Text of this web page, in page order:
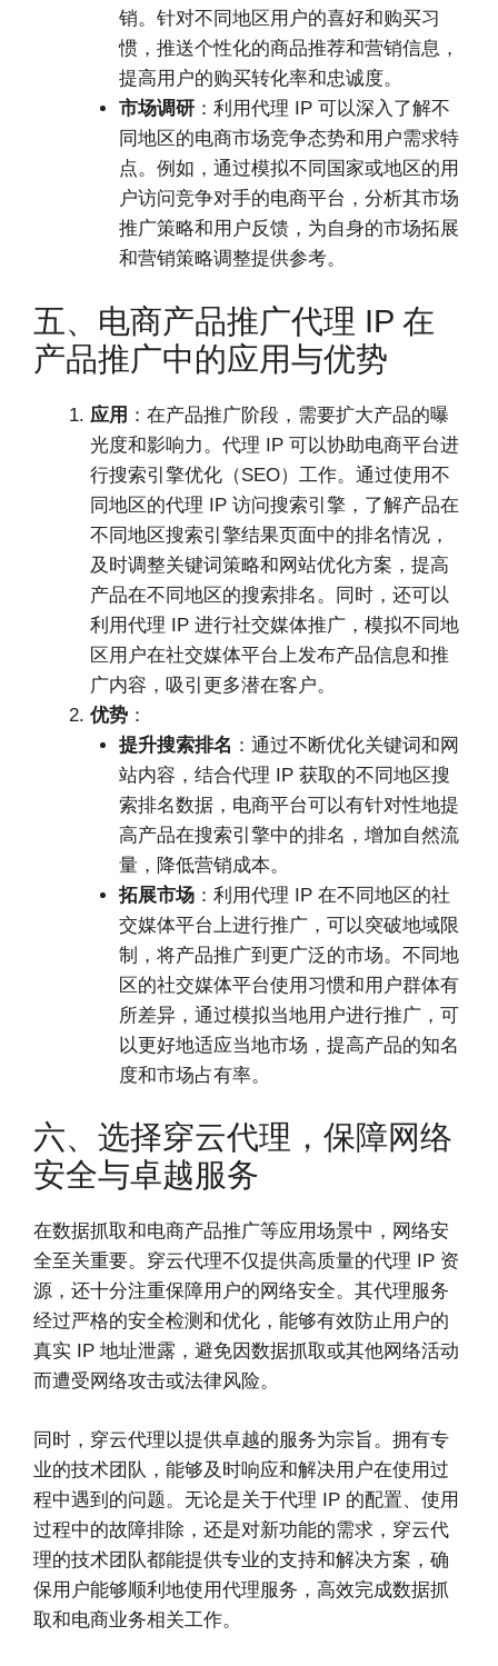
销。针对不同地区用户的喜好和购买习
惯，推送个性化的商品推荐和营销信息，
提高用户的购买转化率和忠诚度。
市场调研：利用代理 IP 可以深入了解不
同地区的电商市场竞争态势和用户需求特
点。例如，通过模拟不同国家或地区的用
户访问竞争对手的电商平台，分析其市场
推广策略和用户反馈，为自身的市场拓展
和营销策略调整提供参考。
五、电商产品推广代理 IP 在
产品推广中的应用与优势
应用 ：在产品推广阶段，需要扩大产品的曝
光度和影响力。代理 IP 可以协助电商平台进
行搜索引擎优化（SEO）工作。通过使用不
同地区的代理 IP 访问搜索引擎，了解产品在
不同地区搜索引擎结果页面中的排名情况，
及时调整关键词策略和网站优化方案，提高
产品在不同地区的搜索排名。同时，还可以
利用代理 IP 进行社交媒体推广，模拟不同地
区用户在社交媒体平台上发布产品信息和推
广内容，吸引更多潜在客户。
优势 ：
提升搜索排名 ：通过不断优化关键词和网
站内容，结合代理 IP 获取的不同地区搜
索排名数据，电商平台可以有针对性地提
高产品在搜索引擎中的排名，增加自然流
量，降低营销成本。
拓展市场：利用代理 IP 在不同地区的社
交媒体平台上进行推广，可以突破地域限
制，将产品推广到更广泛的市场。不同地
区的社交媒体平台使用习惯和用户群体有
所差异，通过模拟当地用户进行推广，可
以更好地适应当地市场，提高产品的知名
度和市场占有率。
六、选择穿云代理，保障网络
安全与卓越服务
在数据抓取和电商产品推广等应用场景中，网络安
全至关重要。穿云代理不仅提供高质量的代理 IP 资
源，还十分注重保障用户的网络安全。其代理服务
经过严格的安全检测和优化，能够有效防止用户的
真实 IP 地址泄露，避免因数据抓取或其他网络活动
而遭受网络攻击或法律风险。
同时，穿云代理以提供卓越的服务为宗旨。拥有专
业的技术团队，能够及时响应和解决用户在使用过
程中遇到的问题。无论是关于代理 IP 的配置、使用
过程中的故障排除，还是对新功能的需求，穿云代
理的技术团队都能提供专业的支持和解决方案，确
保用户能够顺利地使用代理服务，高效完成数据抓
取和电商业务相关工作。